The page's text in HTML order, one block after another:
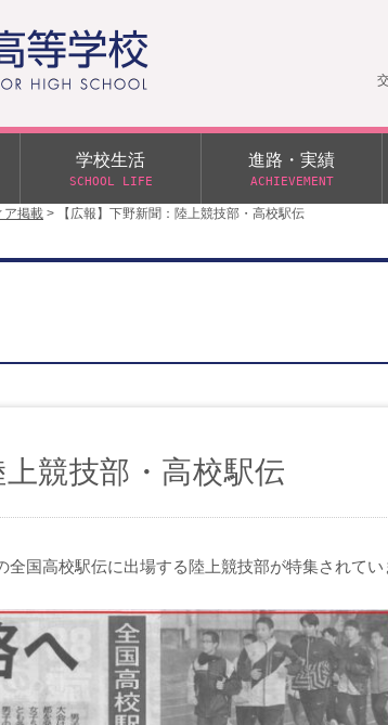
ア掲載 > 【広報】下野新聞：陸上競技部・高校駅伝
進学クラス（Tクラス）
ス）
学校生活
SCHOOL LIFE
進路・実績
ACHIEVEMENT
７年度 学力判定テスト
上競技部・高校駅伝
国高校駅伝に出場する陸上競技部が特集されてい